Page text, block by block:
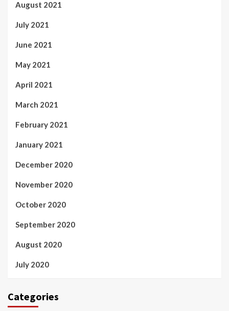
August 2021
July 2021
June 2021
May 2021
April 2021
March 2021
February 2021
January 2021
December 2020
November 2020
October 2020
September 2020
August 2020
July 2020
Categories